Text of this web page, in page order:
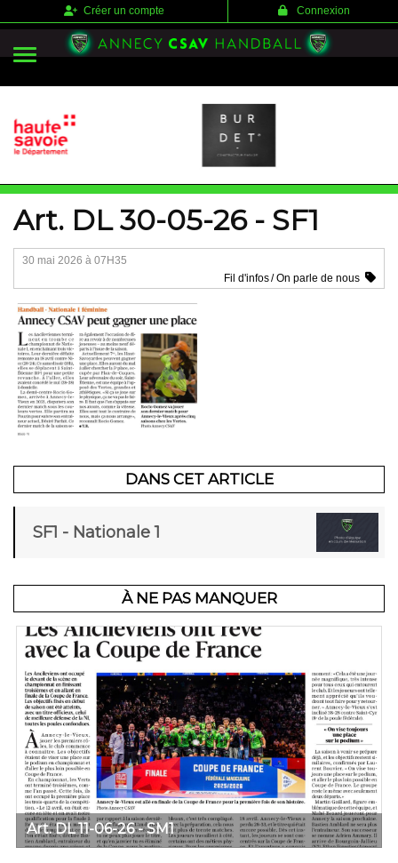
Créer un compte Connexion
Art. DL 30-05-26 - SF1
30 mai 2026 à 07H35
Fil d'infos On parle de nous
DANS CET ARTICLE
SF1 - Nationale 1
À NE PAS MANQUER
Art. DL 11-06-26 - SM1
Panneau de gestion des cookies